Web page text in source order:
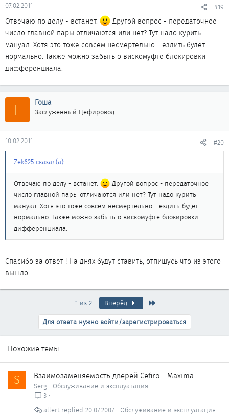
07.02.2011 #19
Отвечаю по делу - встанет.
Другой вопрос - передаточное
число главной пары отличаются или нет? Тут надо курить
мануал. Хотя это тоже совсем несмертельно - ездить будет
нормально. Также можно забыть о вискомуфте блокировки
дифференциала.
Г Гоша
Заслуженный Цефировод
10.02.2011 #20
Zek625 сказал(а):
Отвечаю по делу - встанет.
Другой вопрос - передаточное
число главной пары отличаются или нет? Тут надо курить
мануал. Хотя это тоже совсем несмертельно - ездить будет
нормально. Также можно забыть о вискомуфте блокировки
дифференциала.
Спасибо за ответ ! На днях будут ставить, отпишусь что из этого
вышло.
1 из 2 Вперёд
Для ответа нужно войти/зарегистрироваться
Похожие темы
S Взаимозаменяемость дверей Cefiro - Maxima
Serg
Обслуживание и эксплуатация
3
Обслуживание и эксплуатация
20.07.2007
allert